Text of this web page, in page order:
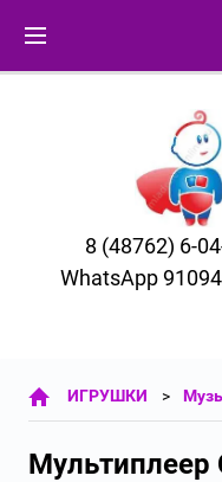
8 (48762) 6-
WhatsApp
ИГРУШКИ